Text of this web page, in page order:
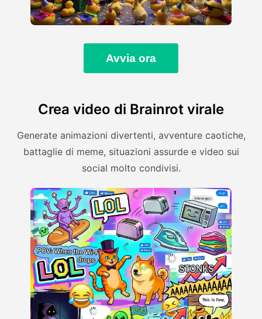
Avvia ora
Crea video di Brainrot virale
Generate animazioni divertenti, avventure caotiche,
battaglie di meme, situazioni assurde e video sui
social molto condivisi.